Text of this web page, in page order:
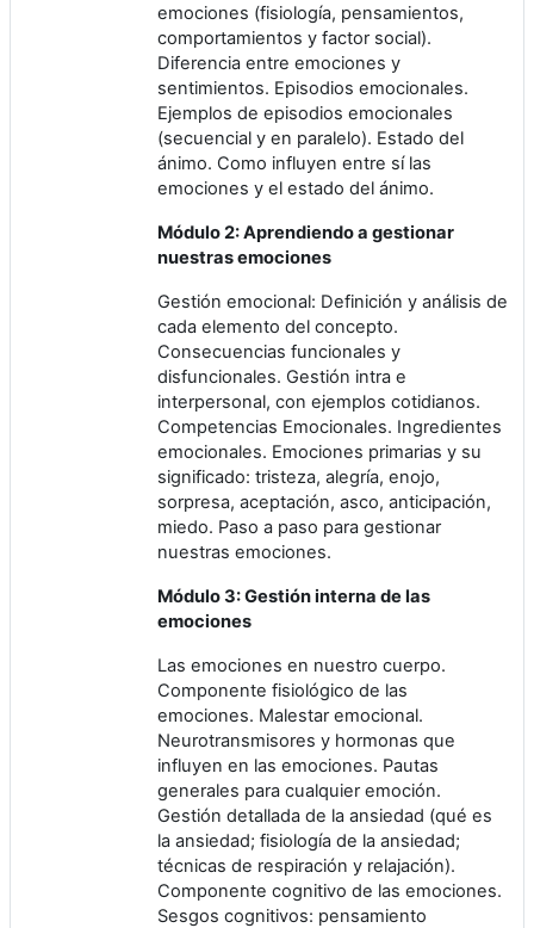
emociones (fisiología, pensamientos,
comportamientos y factor social).
Diferencia entre emociones y
sentimientos. Episodios emocionales.
Ejemplos de episodios emocionales
(secuencial y en paralelo). Estado del
ánimo. Como influyen entre sí las
emociones y el estado del ánimo.
Módulo 2: Aprendiendo a gestionar
nuestras emociones
Gestión emocional: Definición y análisis de
cada elemento del concepto.
Consecuencias funcionales y
disfuncionales. Gestión intra e
interpersonal, con ejemplos cotidianos.
Competencias Emocionales. Ingredientes
emocionales. Emociones primarias y su
significado: tristeza, alegría, enojo,
sorpresa, aceptación, asco, anticipación,
miedo. Paso a paso para gestionar
nuestras emociones.
Módulo 3: Gestión interna de las
emociones
Las emociones en nuestro cuerpo.
Componente fisiológico de las
emociones. Malestar emocional.
Neurotransmisores y hormonas que
influyen en las emociones. Pautas
generales para cualquier emoción.
Gestión detallada de la ansiedad (qué es
la ansiedad; fisiología de la ansiedad;
técnicas de respiración y relajación).
Componente cognitivo de las emociones.
Sesgos cognitivos: pensamiento